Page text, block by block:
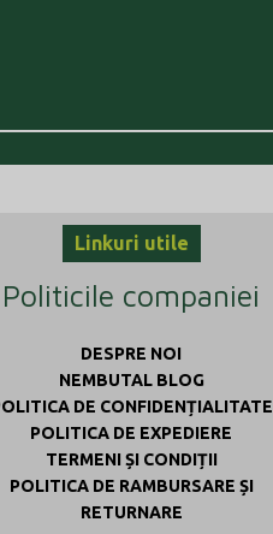
Linkuri utile
Politicile companiei
DESPRE NOI
NEMBUTAL BLOG
DE CONFIDENȚIALITATE
POLITICA DE EXPEDIERE
TERMENI ȘI CONDIȚII
POLITICA DE RAMBURSARE ȘI
RETURNARE